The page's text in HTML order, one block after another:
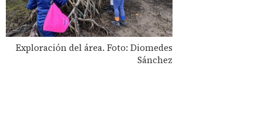
Exploración del área. Foto: Diomedes
Sánchez